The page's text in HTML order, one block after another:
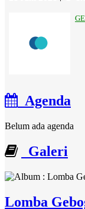
Agenda
Belum ada agenda
Galeri
Lomba